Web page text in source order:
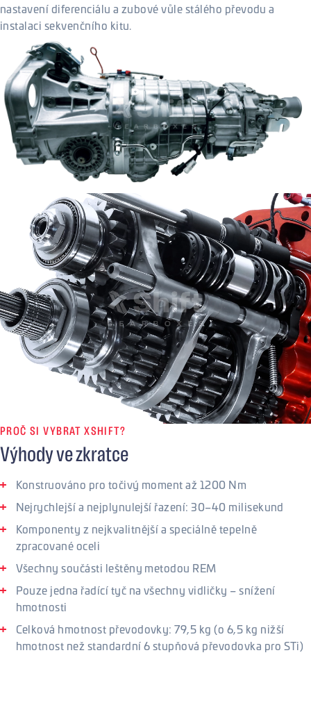
nastavení diferenciálu a zubové vůle stálého převodu a
instalaci sekvenčního kitu.
PROČ SI VYBRAT XSHIFT?
Výhody ve zkratce
Konstruováno pro točivý moment až 1200 Nm
Nejrychlejší a nejplynulejší řazení: 30–40 milisekund
Komponenty z nejkvalitnější a speciálně tepelně
zpracované oceli
Všechny součásti leštěny metodou REM
Pouze jedna řadící tyč na všechny vidličky – snížení
hmotnosti
Celková hmotnost převodovky: 79,5 kg (o 6,5 kg nižší
hmotnost než standardní 6 stupňová převodovka pro STi)